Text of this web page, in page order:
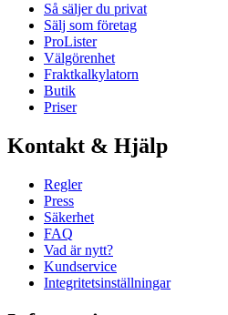
Så säljer du privat
Sälj som företag
ProLister
Välgörenhet
Fraktkalkylatorn
Butik
Priser
Kontakt & Hjälp
Regler
Press
Säkerhet
FAQ
Vad är nytt?
Kundservice
Integritetsinställningar